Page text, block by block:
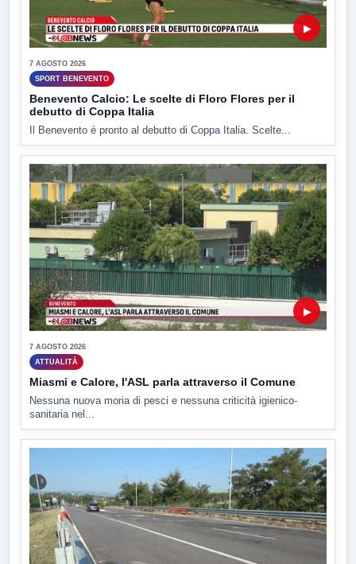
▶
7 AGOSTO 2026
SPORT BENEVENTO
Benevento Calcio: Le scelte di Floro Flores per il
debutto di Coppa Italia
Il Benevento è pronto al debutto di Coppa Italia. Scelte...
▶
7 AGOSTO 2026
ATTUALITÀ
Miasmi e Calore, l'ASL parla attraverso il Comune
Nessuna nuova moria di pesci e nessuna criticità igienico-
sanitaria nel...